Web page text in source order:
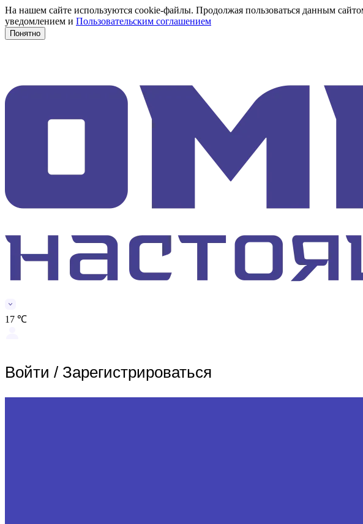
На нашем сайте используются cookie-файлы. Продолжая пользоваться данным
уведомлением и Пользовательским соглашением
Понятно
17 ℃
Войти / Зарегистрироваться